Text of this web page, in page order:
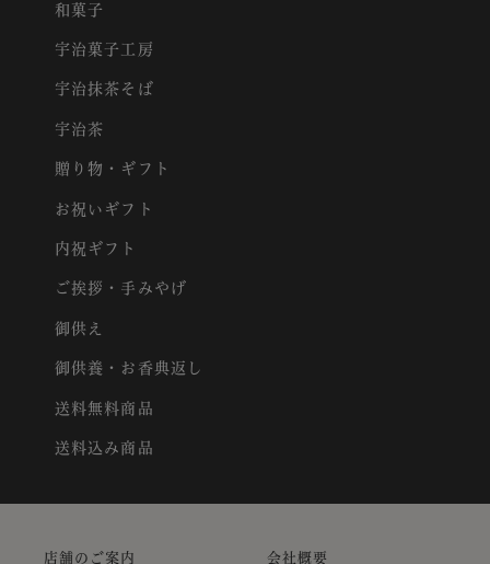
和菓子
宇治菓子工房
宇治抹茶そば
宇治茶
贈り物・ギフト
お祝いギフト
内祝ギフト
ご挨拶・手みやげ
御供え
御供養・お香典返し
送料無料商品
送料込み商品
店舗のご案内 会社概要